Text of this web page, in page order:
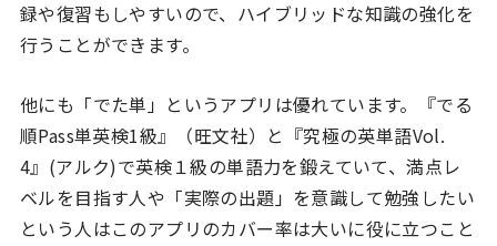
録や復習もしやすいので、ハイブリッドな知識の強化を
行うことができます。
他にも「でた単」というアプリは優れています。『でる
順Pass単英検1級』（旺文社）と『究極の英単語Vol.
4』(アルク)で英検１級の単語力を鍛えていて、満点レ
ベルを目指す人や「実際の出題」を意識して勉強したい
という人はこのアプリのカバー率は大いに役に立つこと